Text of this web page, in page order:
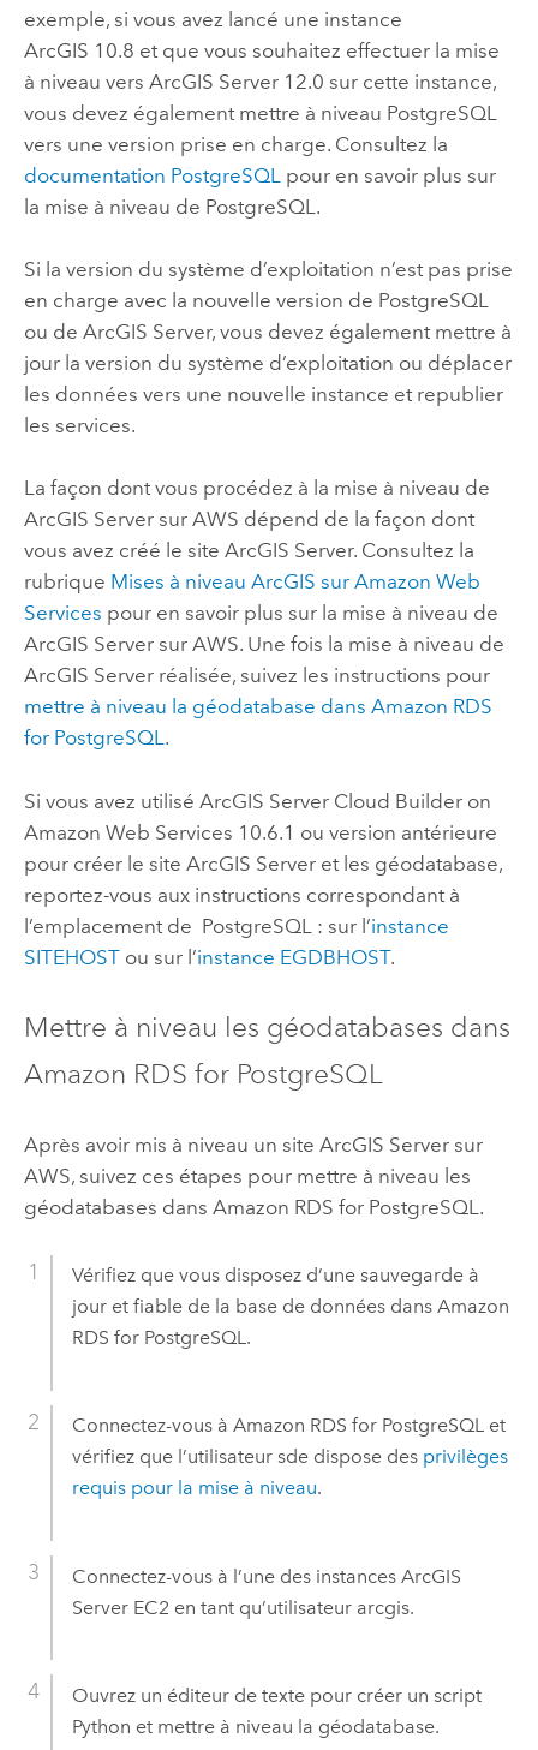
exemple, si vous avez lancé une instance
ArcGIS 10.8 et que vous souhaitez effectuer la mise
à niveau vers ArcGIS Server 12.0 sur cette instance,
vous devez également mettre à niveau PostgreSQL
vers une version prise en charge. Consultez la
documentation PostgreSQL pour en savoir plus sur
la mise à niveau de PostgreSQL .
Si la version du système d’exploitation n’est pas prise
en charge avec la nouvelle version de PostgreSQL
ou de ArcGIS Server, vous devez également mettre à
jour la version du système d’exploitation ou déplacer
les données vers une nouvelle instance et republier
les services.
La façon dont vous procédez à la mise à niveau de
ArcGIS Serversur AWS dépend de la façon dont
vous avez créé le site ArcGIS Server. Consultez la
rubrique Mises à niveau ArcGIS sur Amazon Web
Services pour en savoir plus sur la mise à niveau de
ArcGIS Serversur AWS. Une fois la mise à niveau de
ArcGIS Serverréalisée, suivez les instructions pour
mettre à niveau la géodatabase dans Amazon RDS
for PostgreSQL.
Si vous avez utilisé ArcGIS Server Cloud Builder on
Amazon Web Services 10.6.1 ou version antérieure
pour créer le site ArcGIS Serveret les géodatabase,
reportez-vous aux instructions correspondant à
l’emplacement de PostgreSQL : sur l’instance
SITEHOSTou sur l’instance EGDBHOST.
Mettre à niveau les géodatabases dans
Amazon RDS for PostgreSQL
Après avoir mis à niveau un site ArcGIS Serversur
AWS, suivez ces étapes pour mettre à niveau les
géodatabases dans Amazon RDS for PostgreSQL.
Vérifiez que vous disposez d’une sauvegarde à
jour et fiable de la base de données dans Amazon
RDS for PostgreSQL.
Connectez-vous à Amazon RDS for PostgreSQLet
vérifiez que l’utilisateur sde dispose des privilèges
requis pour la mise à niveau.
Connectez-vous à l’une des instances ArcGIS
Server EC2 en tant qu’utilisateur arcgis.
Ouvrez un éditeur de texte pour créer un script
Python et mettre à niveau la géodatabase.